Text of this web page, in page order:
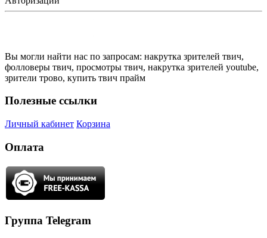
Вы могли найти нас по запросам: накрутка зрителей твич,
фолловеры твич, просмотры твич, накрутка зрителей youtube,
зрители трово, купить твич прайм
Полезные ссылки
Личный кабинет Корзина
Оплата
Группа Telegram